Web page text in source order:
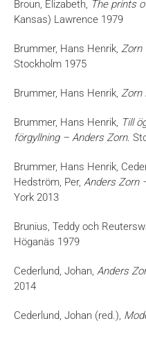
Broun, Elizabeth, The prints
Kansas) Lawrence 1979
Brummer, Hans Henrik, Zorn
Stockholm 1975
Brummer, Hans Henrik, Zorn
Brummer, Hans Henrik, Till
förgyllning – Anders Zorn.
Brummer, Hans Henrik,
Hedström, Per, Anders Zorn
York 2013
Brunius, Teddy och
Höganäs 1979
Cederlund, Johan, Anders
2014
Cederlund, Johan (red.),